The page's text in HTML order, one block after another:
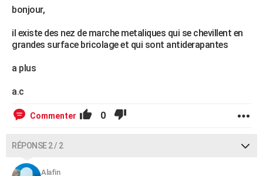
FORUM
Bricolage
Lifestyle
Culture
Sport
Auto
Television
Voyage
Cinema
bonjour,
il existe des nez de marche metaliques qui se chevillent en
grandes surface bricolage et qui sont antiderapantes
a plus
a.c
Commenter 0
RÉPONSE 2 / 2
Alafin